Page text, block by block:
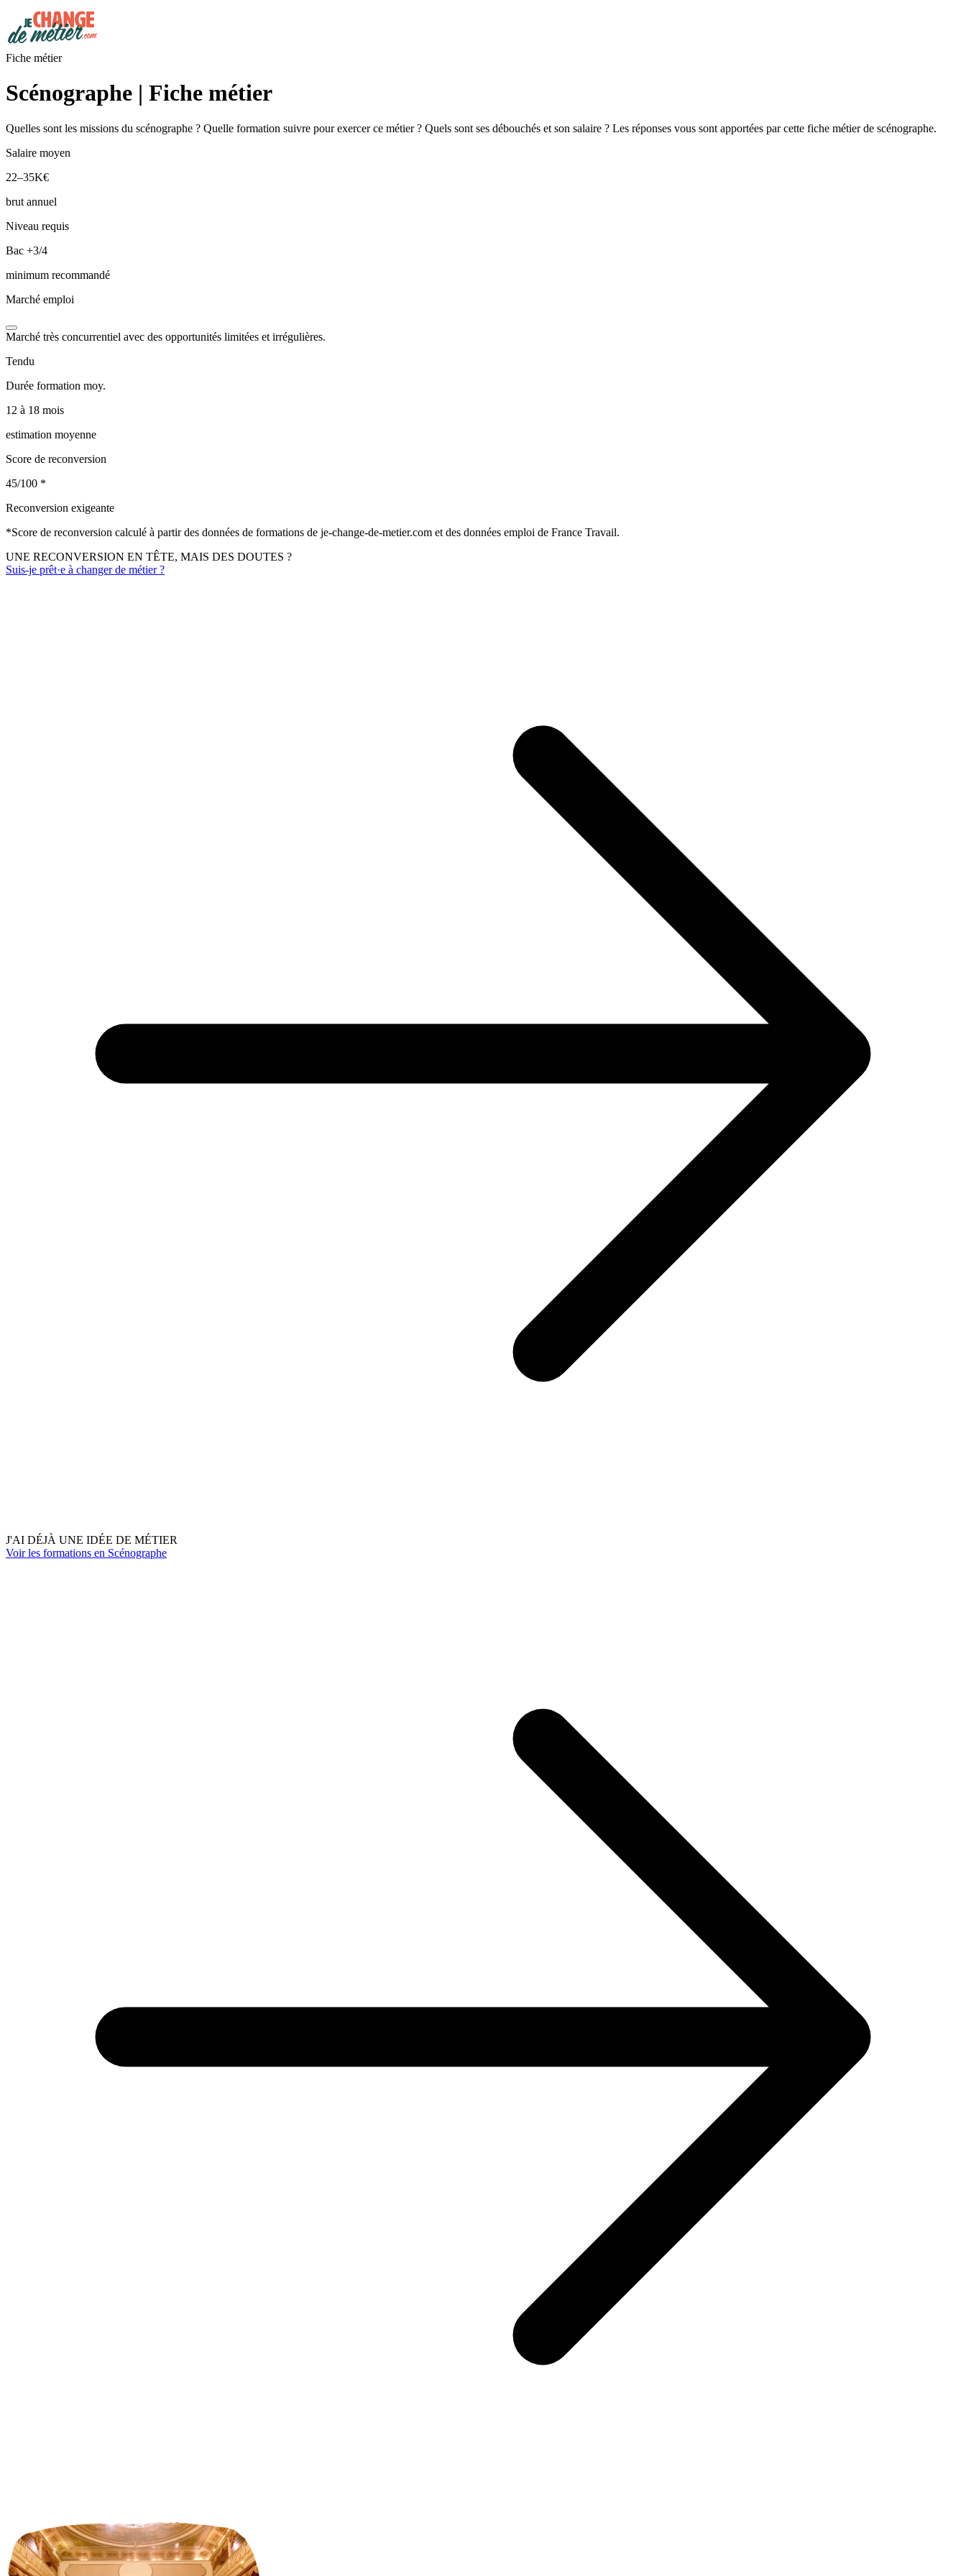
Fiche métier
Scénographe | Fiche métier
Quelles sont les missions du scénographe ? Quelle formation suivre pour exercer ce métier ? Quels sont ses débouchés et son salaire ? Les réponses vous sont apportées par cette fiche métier de scénographe.
Salaire moyen
22–35K€
brut annuel
Niveau requis
Bac +3/4
minimum recommandé
Marché emploi
Marché très concurrentiel avec des opportunités limitées et irrégulières.
Tendu
Durée formation moy.
12 à 18 mois
estimation moyenne
Score de reconversion
45/100 *
Reconversion exigeante
*Score de reconversion calculé à partir des données de formations de je-change-de-metier.com et des données emploi de France Travail.
UNE RECONVERSION EN TÊTE, MAIS DES DOUTES ?
Suis-je prêt·e à changer de métier ?
J'AI DÉJÀ UNE IDÉE DE MÉTIER
Voir les formations en Scénographe